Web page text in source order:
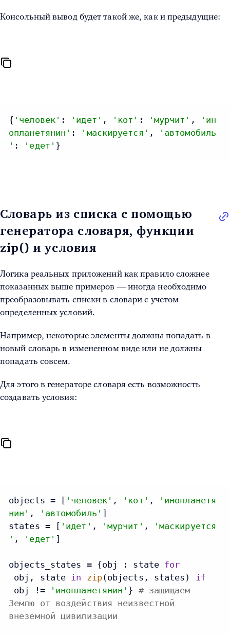
Консольный вывод будет такой же, как и предыдущие:
{ 'человек' : 'идет' , 'кот' : 'мурчит' ,
'ин
опланетянин' : 'маскируется' ,
'автомобиль
' : 'едет' }
Словарь из списка с помощью
генератора словаря, функции
zip() и условия
Логика реальных приложений как правило сложнее
показанных выше примеров — иногда необходимо
преобразовывать списки в словари с учетом
определенных условий.
Например, некоторые элементы должны попадать в
новый словарь в измененном виде или не должны
попадать совсем.
Для этого в генераторе словаря есть возможность
создавать условия:
objects = [ 'человек' , 'кот' ,
'инопланетя
нин' , 'автомобиль' ]
states = [ 'идет' , 'мурчит' ,
'маскируется
' , 'едет' ]
objects_states = {obj : state for
obj, state in zip(objects, states) if
obj !=
'инопланетянин' } # защищаем
Землю от воздействия неизвестной
внеземной цивилизации